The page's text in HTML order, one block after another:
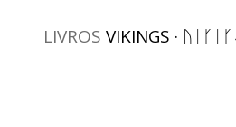
LIVROS VIKINGS ·